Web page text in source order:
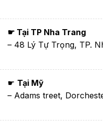
☛ Tại TP Nha Trang
– 48 Lý Tự Trọng, TP.
☛ Tại Mỹ
– Adams treet,